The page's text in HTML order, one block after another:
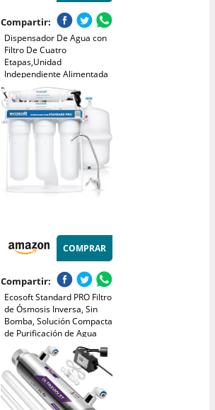
Compartir:
Dispensador De Agua con
Filtro De Cuatro
Etapas,Unidad
Independiente Alimentada
por La Red Eléctrica
Cargando Dispensador De
Agua Fria para Uso
Doméstico Y En Pequeñas
Empresas
COMPRAR
Compartir:
Ecosoft Standard PRO Filtro
de Ósmosis Inversa, Sin
Bomba, Solución Compacta
de Purificación de Agua